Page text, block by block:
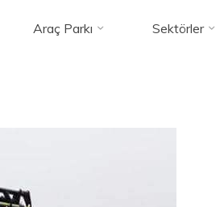
Araç Parkı Sektörler